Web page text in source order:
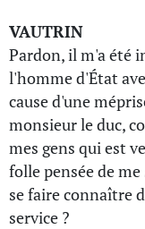
VAUTRIN
Pardon, il m'a été
l'homme d'État
cause d'une
monsieur le duc,
mes gens qui est
folle pensée de
se faire connaître
service ?